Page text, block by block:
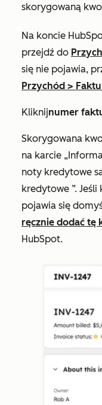
skorygowaną
Na koncie
przejdź do
się nie pojawia,
Przychód >
Kliknijnumer
Skorygowana
na karcie
noty kredytowe
kredytowe ”. Jeśli
pojawia się
ręcznie dodać tę
HubSpot.